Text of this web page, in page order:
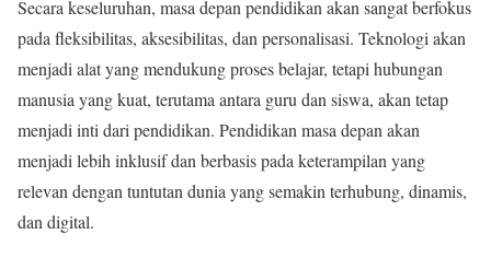
Secara keseluruhan, masa depan pendidikan akan sangat berfokus
pada fleksibilitas, aksesibilitas, dan personalisasi. Teknologi akan
menjadi alat yang mendukung proses belajar, tetapi hubungan
manusia yang kuat, terutama antara guru dan siswa, akan tetap
menjadi inti dari pendidikan. Pendidikan masa depan akan
menjadi lebih inklusif dan berbasis pada keterampilan yang
relevan dengan tuntutan dunia yang semakin terhubung, dinamis,
dan digital.